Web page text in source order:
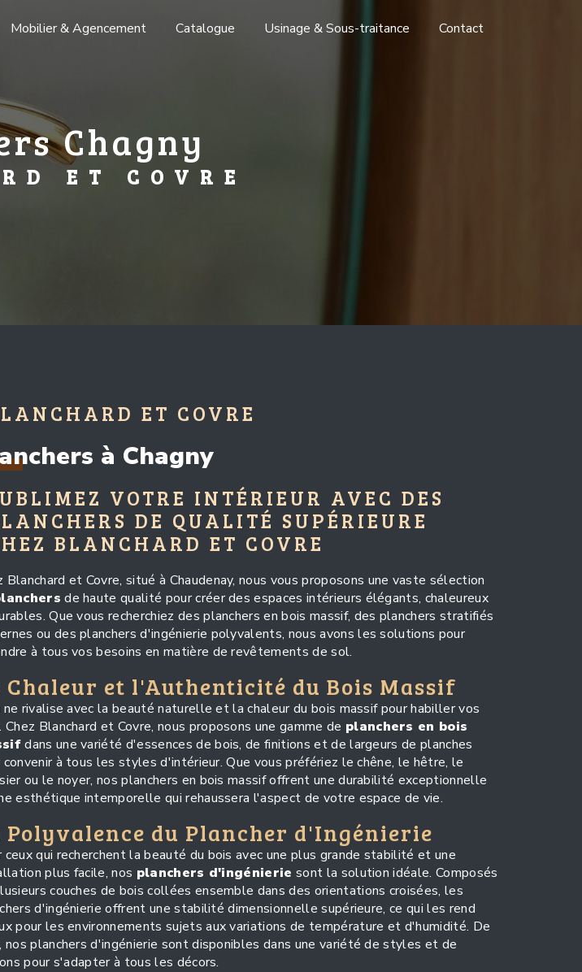
Mobilier & Agencement Catalogue Usinage & Sous-traitance Contact
Chagny
ET COVRE
ET COVRE
à Chagny
VOTRE INTÉRIEUR AVEC DES
DE QUALITÉ SUPÉRIEURE
BLANCHARD ET COVRE
Blanchard et Covre, situé à Chaudenay, nous vous proposons une vaste sélection
de haute qualité pour créer des espaces intérieurs élégants, chaleureux
Que vous recherchiez des planchers en bois massif, des planchers stratifiés
ou des planchers d'ingénierie polyvalents, nous avons les solutions pour
à tous vos besoins en matière de revêtements de sol.
Chaleur et l'Authenticité du Bois Massif
ne rivalise avec la beauté naturelle et la chaleur du bois massif pour habiller vos
Chez Blanchard et Covre, nous proposons une gamme de planchers en bois
dans une variété d'essences de bois, de finitions et de largeurs de planches
convenir à tous les styles d'intérieur. Que vous préfériez le chêne, le hêtre, le
ou le noyer, nos planchers en bois massif offrent une durabilité exceptionnelle
esthétique intemporelle qui rehaussera l'aspect de votre espace de vie.
Polyvalence du Plancher d'Ingénierie
ceux qui recherchent la beauté du bois avec une plus grande stabilité et une
plus facile, nos planchers d'ingénierie sont la solution idéale. Composés
couches de bois collées ensemble dans des orientations croisées, les
d'ingénierie offrent une stabilité dimensionnelle supérieure, ce qui les rend
pour les environnements sujets aux variations de température et d'humidité. De
nos planchers d'ingénierie sont disponibles dans une variété de styles et de
pour s'adapter à tous les décors.